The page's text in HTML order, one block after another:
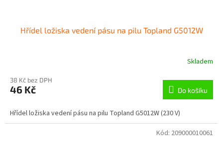
Hřídel ložiska vedení pásu na pilu Topland G5012W
Skladem
38 Kč bez DPH
46 Kč Do košíku
Hřídel ložiska vedení pásu na pilu Topland G5012W (230 V)
Kód: 209000010061